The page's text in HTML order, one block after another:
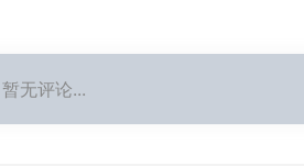
暂无评论...